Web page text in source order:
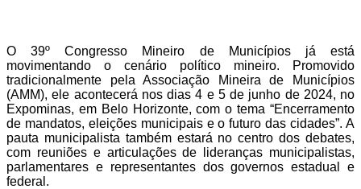
O 39º Congresso Mineiro de Municípios já está
movimentando o cenário político mineiro. Promovido
tradicionalmente pela Associação Mineira de Municípios
(AMM), ele acontecerá nos dias 4 e 5 de junho de 2024, no
Expominas, em Belo Horizonte, com o tema “Encerramento
de mandatos, eleições municipais e o futuro das cidades”. A
pauta municipalista também estará no centro dos debates,
com reuniões e articulações de lideranças municipalistas,
parlamentares e representantes dos governos estadual e
federal.